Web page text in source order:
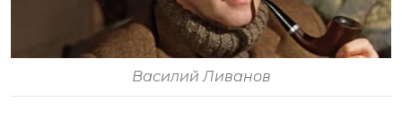
Василий Ливанов